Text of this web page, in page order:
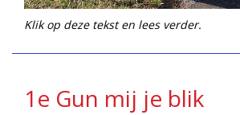
Klik op deze tekst en lees verder.
1e Gun mij je blik